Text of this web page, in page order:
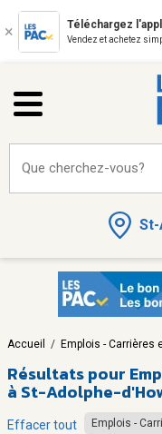
Téléchargez
Vendez et achetez
St-
Que cherchez-vous?
Accueil / Emplois - Carrières
Résultats pour
à St-Adolphe-
Effacer tout Emplois -